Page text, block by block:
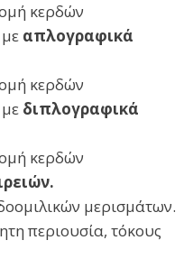
κερδών
απλογραφικά
κερδών
διπλογραφικά
κερδών
μερισμάτων.
περιουσία, τόκους